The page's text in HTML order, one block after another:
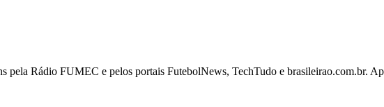
pela Rádio FUMEC e pelos portais FutebolNews, TechTudo e brasileirao.com.br.